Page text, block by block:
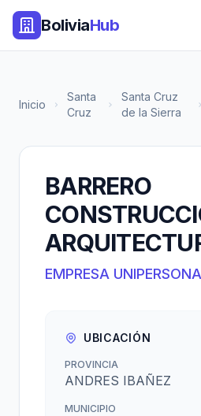
BoliviaHub
Inicio
Santa
Cruz
Santa Cruz
de la Sierra
BARRERO
EMPRESA
UBICACIÓN
PROVINCIA
ANDRES IBAÑEZ
MUNICIPIO